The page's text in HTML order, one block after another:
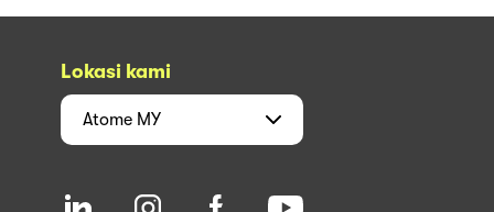
Lokasi kami
Atome MY